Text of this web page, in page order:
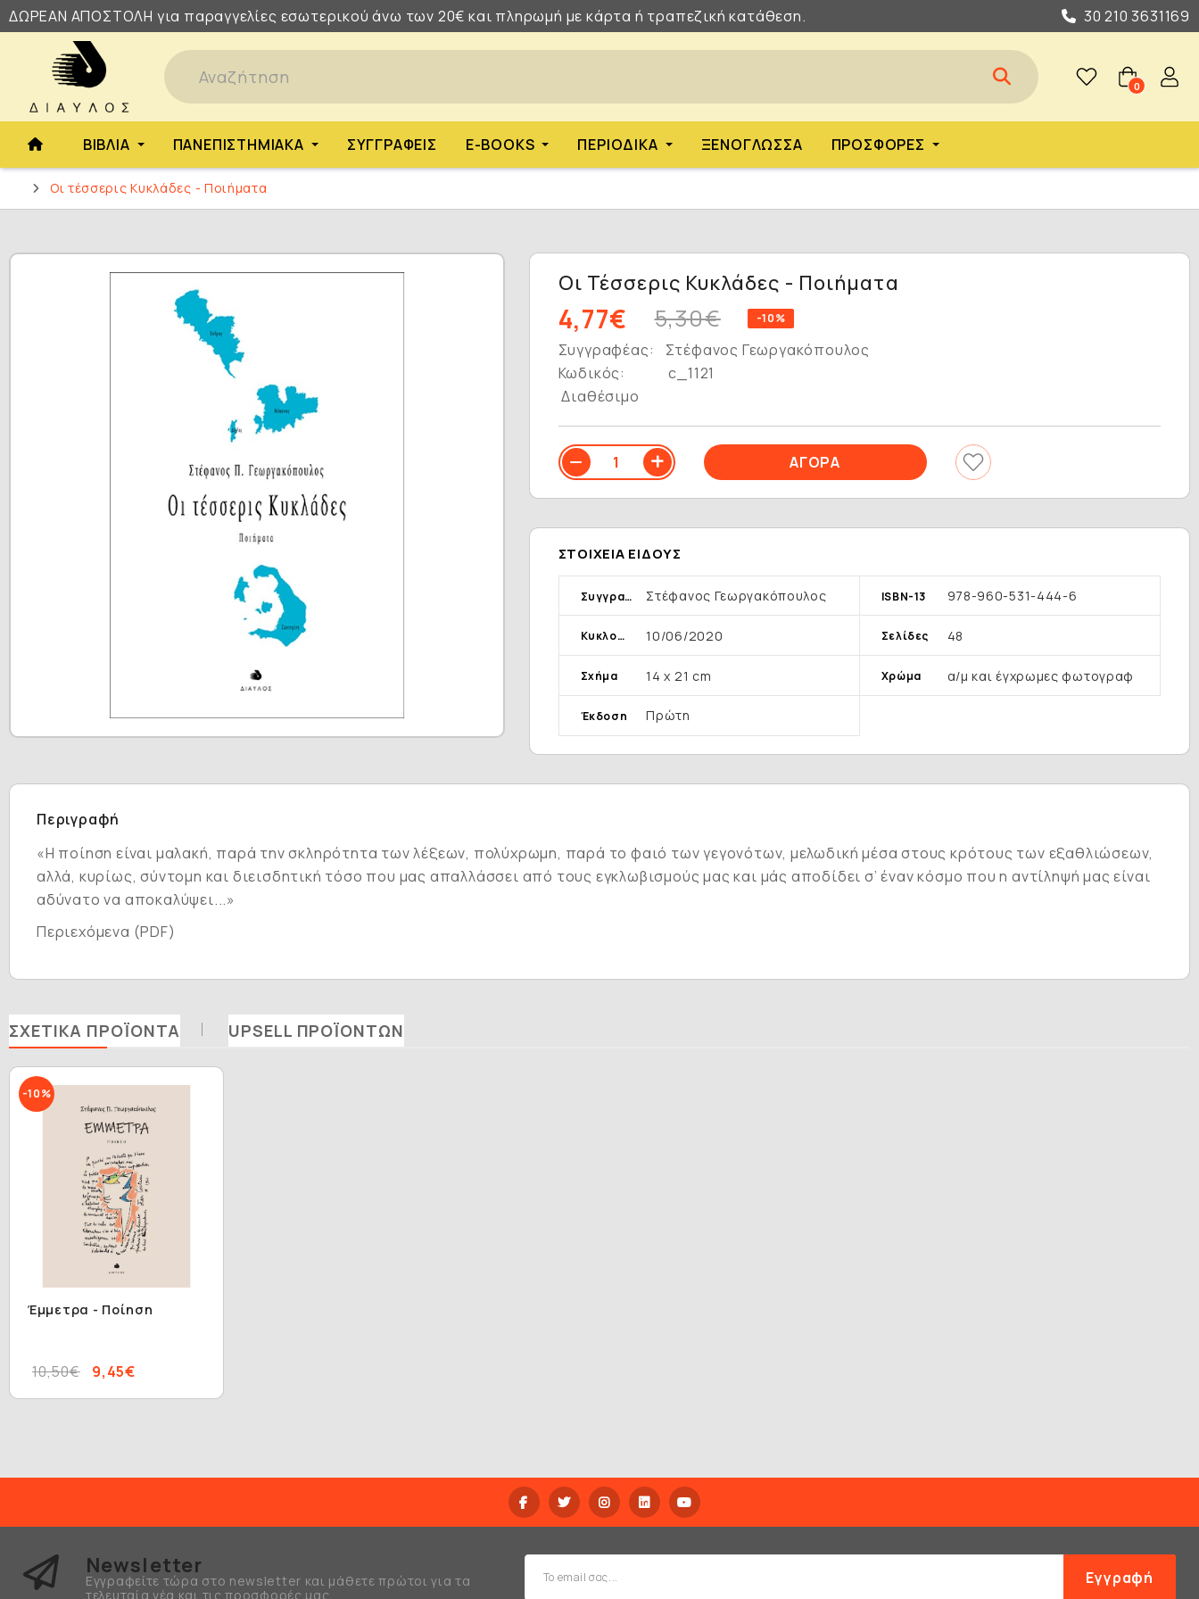
ΔΩΡΕΑΝ ΑΠΟΣΤΟΛΗ για παραγγελίες εσωτερικού άνω των 20€ και πληρωμή με κάρτα ή τραπεζική κατάθεση. 30 210 3631169
0
ΒΙΒΛΊΑ ΠΑΝΕΠΙΣΤΗΜΙΑΚΆ ΣΥΓΓΡΑΦΕΊΣ E-BOOKS ΠΕΡΙΟΔΙΚΆ ΞΕΝΌΓΛΩΣΣΑ ΠΡΟΣΦΟΡΈΣ
Οι τέσσερις Κυκλάδες - Ποιήματα
Οι Τέσσερις Κυκλάδες - Ποιήματα
4,77€ 5,30€ -10%
Συγγραφέας:
Στέφανος Γεωργακόπουλος
Κωδικός:
c_1121
Διαθέσιμο
ΣΤΟΙΧΕΊΑ ΕΊΔΟΥΣ
Συγγραφέας Στέφανος Γεωργακόπουλος ISBN-13 978-960-531-444-6
Κυκλοφορία 10/06/2020 Σελίδες 48
Σχήμα 14 x 21 cm Χρώμα α/μ και έγχρωμες φωτογραφ
Έκδοση Πρώτη
Περιγραφή
«Η ποίηση είναι μαλακή, παρά την σκληρότητα των λέξεων, πολύχρωμη, παρά το φαιό των γεγονότων, μελωδική μέσα στους κρότους των εξαθλιώσεων,
αλλά, κυρίως, σύντομη και διεισδητική τόσο που μας απαλλάσσει από τους εγκλωβισμούς μας και μάς αποδίδει σ’ έναν κόσμο που η αντίληψή μας είναι
αδύνατο να αποκαλύψει...»
Περιεχόμενα (PDF)
ΣΧΕΤΙΚΆ ΠΡΟΪΌΝΤΑ UPSELL ΠΡΟΪΌΝΤΩΝ
-10%
Έμμετρα - Ποίηση
9,45€
10,50€
Newsletter
Εγγραφείτε τώρα στο newsletter και μάθετε πρώτοι για τα
τελευταία νέα και τις προσφορές μας
Εγγραφή